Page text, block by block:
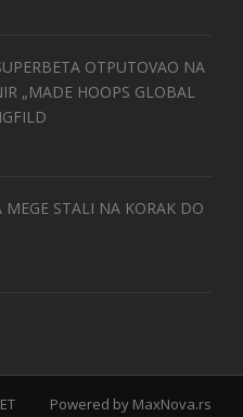
OTPUTOVAO NA
„MADE HOOPS GLOBAL
MEGE STALI NA KORAK DO
Powered by MaxNova.rs